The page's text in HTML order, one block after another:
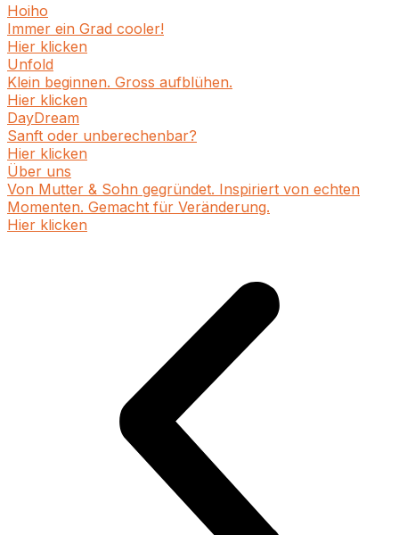
Hoiho
Immer ein Grad cooler!
Hier klicken
Unfold
Klein beginnen. Gross aufblühen.
Hier klicken
DayDream
Sanft oder unberechenbar?
Hier klicken
Über uns
Von Mutter & Sohn gegründet. Inspiriert von echten
Momenten. Gemacht für Veränderung.
Hier klicken